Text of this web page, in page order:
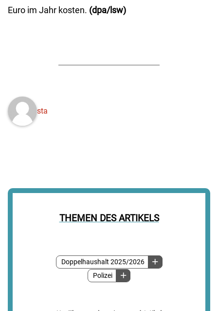
THEMEN DES ARTIKELS
Doppelhaushalt 2025/2026
Polizei
Euro im Jahr kosten. (dpa/lsw)
sta